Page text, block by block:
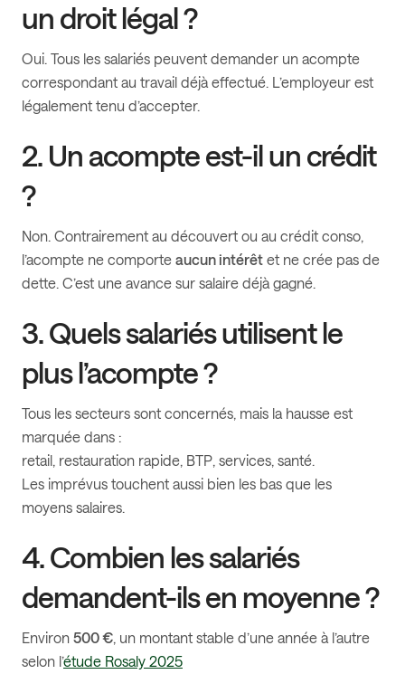
un droit légal ?
Oui. Tous les salariés peuvent demander un acompte
correspondant au travail déjà effectué. L’employeur est
légalement tenu d’accepter.
2. Un acompte est-il un crédit
?
Non. Contrairement au découvert ou au crédit conso,
l’acompte ne comporte aucun intérêt et ne crée pas de
dette. C’est une avance sur salaire déjà gagné.
3. Quels salariés utilisent le
plus l’acompte ?
Tous les secteurs sont concernés, mais la hausse est
marquée dans :
retail, restauration rapide, BTP, services, santé.
Les imprévus touchent aussi bien les bas que les
moyens salaires.
4. Combien les salariés
demandent-ils en moyenne ?
Environ 500 €, un montant stable d’une année à l’autre
selon l’étude Rosaly 2025